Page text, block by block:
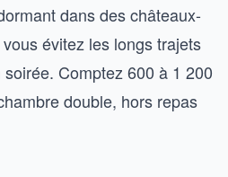
dans des châteaux-
évitez les longs trajets
Comptez 600 à 1 200
double, hors repas